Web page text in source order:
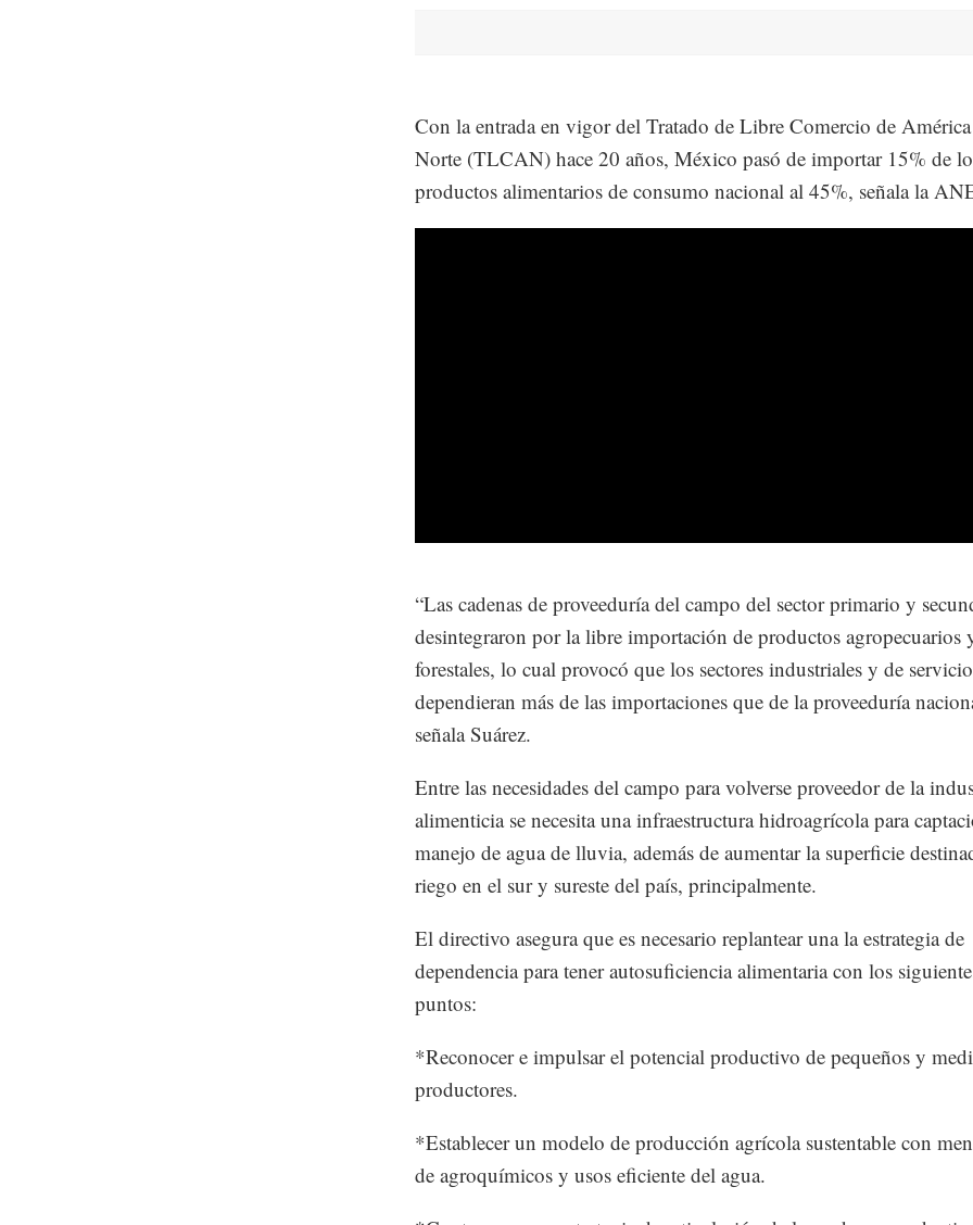
Con la entrada en vigor del Tratado de Libre Comercio de
Norte (TLCAN) hace 20 años, México pasó de importar 15% de
productos alimentarios de consumo nacional al 45%, señala la
“Las cadenas de proveeduría del campo del sector primario y
desintegraron por la libre importación de productos agropecuarios
forestales, lo cual provocó que los sectores industriales y de
dependieran más de las importaciones que de la proveeduría
señala Suárez.
Entre las necesidades del campo para volverse proveedor de la
alimenticia se necesita una infraestructura hidroagrícola para
manejo de agua de lluvia, además de aumentar la superficie
riego en el sur y sureste del país, principalmente.
El directivo asegura que es necesario replantear una la estrategia de
dependencia para tener autosuficiencia alimentaria con los
puntos:
*Reconocer e impulsar el potencial productivo de pequeños y
productores.
*Establecer un modelo de producción agrícola sustentable con
de agroquímicos y usos eficiente del agua.